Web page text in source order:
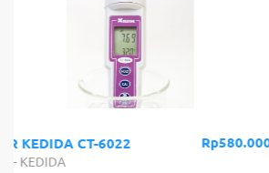
Pengukur Kebisingan 30-130dB
LAIN-LAIN